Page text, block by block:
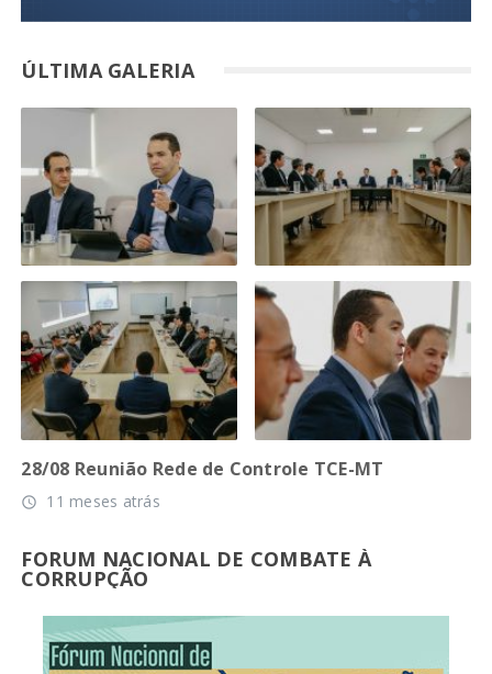
ÚLTIMA GALERIA
28/08 Reunião Rede de Controle TCE-MT
access_time 11 meses atrás
FORUM NACIONAL DE COMBATE À
CORRUPÇÃO